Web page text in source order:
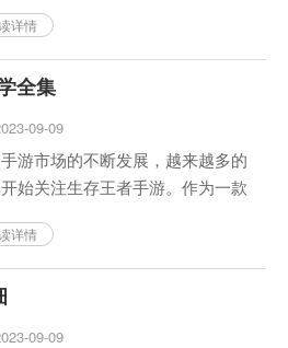
开障碍物并尽可能地收集金币。
圆方快跑游戏的攻略教学，希望
助玩家更好地享受游戏。...
详情
全集
09-09
游市场的不断发展，越来越多的
始关注生存王者手游。作为一款
在游戏中不断探索，寻找食物和
并与其他玩家进行战斗，以保持
生存。本文将提供生存王者...
详情
09-09